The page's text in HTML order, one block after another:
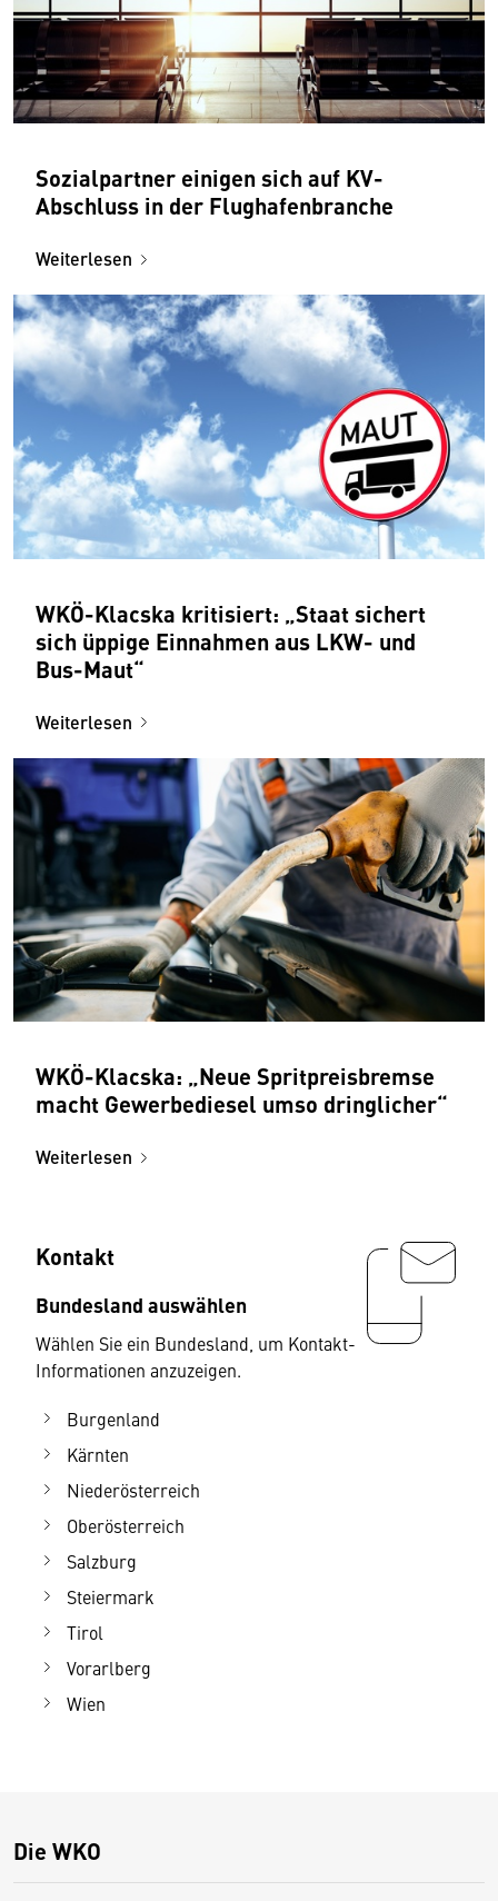
Sozialpartner einigen sich auf KV-
Abschluss in der Flughafenbranche
Weiterlesen
WKÖ-Klacska kritisiert: „Staat sichert
sich üppige Einnahmen aus LKW- und
Bus-Maut“
Weiterlesen
WKÖ-Klacska: „Neue Spritpreisbremse
macht Gewerbediesel umso dringlicher“
Weiterlesen
Kontakt
Bundesland auswählen
Wählen Sie ein Bundesland, um Kontakt-
Informationen anzuzeigen.
Burgenland
Kärnten
Niederösterreich
Oberösterreich
Salzburg
Steiermark
Tirol
Vorarlberg
Wien
Die WKO